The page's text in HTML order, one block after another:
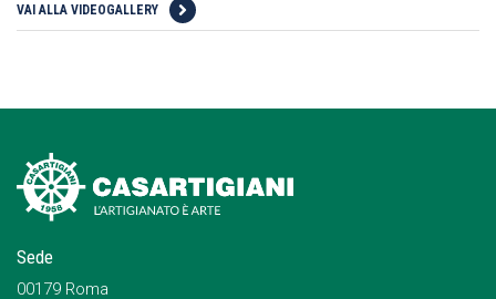
VAI ALLA VIDEOGALLERY
Sede
00179 Roma